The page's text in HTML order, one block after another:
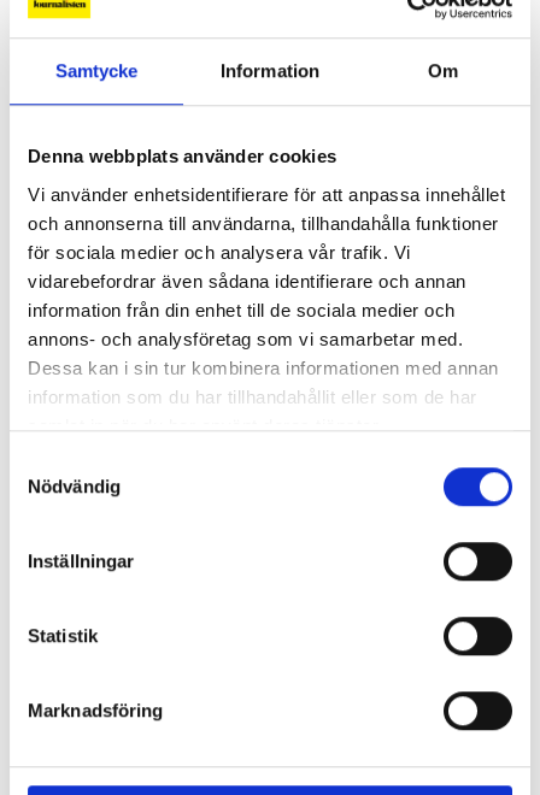
Samtycke Information Om
Denna webbplats använder cookies
Vi använder enhetsidentifierare för att anpassa innehållet
och annonserna till användarna, tillhandahålla funktioner
för sociala medier och analysera vår trafik. Vi
vidarebefordrar även sådana identifierare och annan
information från din enhet till de sociala medier och
annons- och analysföretag som vi samarbetar med.
Dessa kan i sin tur kombinera informationen med annan
information som du har tillhandahållit eller som de har
samlat in när du har använt deras tjänster.
Nödvändig
Inställningar
Statistik
Marknadsföring
Så mycket tjänar 260 mediechefer
Enorma skillnader mellan
REPORTAGE